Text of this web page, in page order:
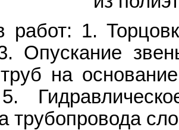
работ: 1.
Опускание
на
трубопровода